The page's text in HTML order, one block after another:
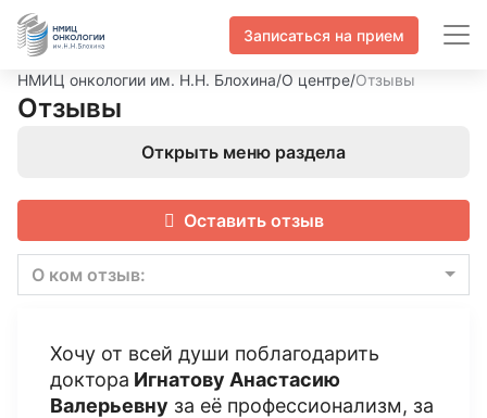
Записаться на прием
НМИЦ онкологии им. Н.Н. Блохина/О центре/Отзывы
Отзывы
Открыть меню раздела
Оставить отзыв
О ком отзыв:
Хочу от всей души поблагодарить
доктора Игнатову Анастасию
Валерьевну за её профессионализм, за